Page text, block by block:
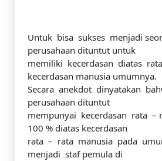
Untuk bisa sukses menjadi
perusahaan dituntut untuk
memiliki kecerdasan diatas
kecerdasan manusia umumnya.
Secara anekdot dinyatakan
perusahaan dituntut
mempunyai kecerdasan rata –
100 % diatas kecerdasan
rata – rata manusia pada
menjadi staf pemula di